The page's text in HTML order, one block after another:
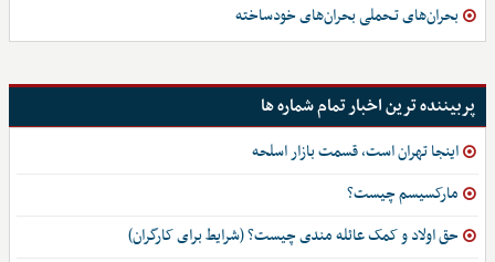
بحران‌های تـحملی بحران‌های خودساخته
پربیننده ترین اخبار تمام شماره ها
اینجا تهران است، قسمت بازار اسلحه
مارکسیسم چیست؟
حق اولاد و کمک عائله مندی چیست؟ (شرایط برای کارگران)